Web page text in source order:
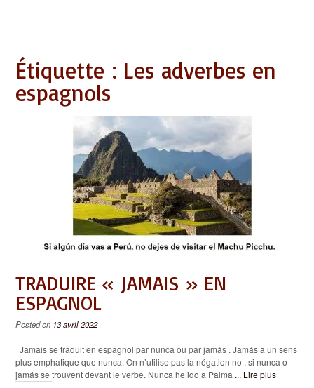
Étiquette : Les adverbes en
espagnols
TRADUIRE « JAMAIS » EN
ESPAGNOL
Posted on 13 avril 2022
Jamais se traduit en espagnol par nunca ou par jamás . Jamás a un sens
plus emphatique que nunca. On n’utilise pas la négation no , si nunca o
jamás se trouvent devant le verbe. Nunca he ido a Palma ... Lire plus